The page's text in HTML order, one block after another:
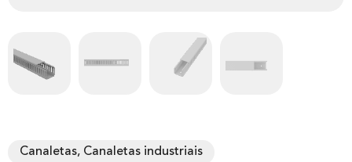
Canaletas, Canaletas industriais